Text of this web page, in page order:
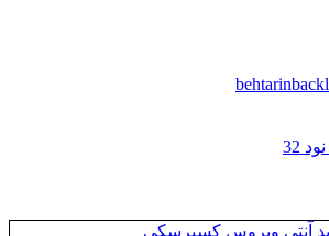
32
آنتی ویروس کسپرسکی